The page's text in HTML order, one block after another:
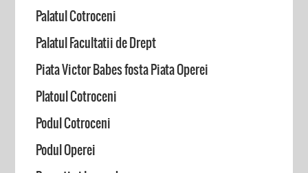
Palatul Cotroceni
Palatul Facultatii de Drept
Piata Victor Babes fosta Piata Operei
Platoul Cotroceni
Podul Cotroceni
Podul Operei